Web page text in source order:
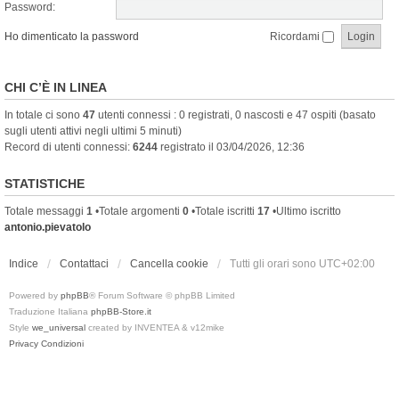
Password:
Ho dimenticato la password Ricordami
CHI C’È IN LINEA
In totale ci sono 47 utenti connessi : 0 registrati, 0 nascosti e 47 ospiti (basato
sugli utenti attivi negli ultimi 5 minuti)
Record di utenti connessi: 6244 registrato il 03/04/2026, 12:36
STATISTICHE
Totale messaggi 1 •Totale argomenti 0 •Totale iscritti 17 •Ultimo iscritto
antonio.pievatolo
Indice Contattaci Cancella cookie Tutti gli orari sono UTC+02:00
Powered by phpBB® Forum Software © phpBB Limited
Traduzione Italiana phpBB-Store.it
Style we_universal created by INVENTEA & v12mike
Privacy Condizioni